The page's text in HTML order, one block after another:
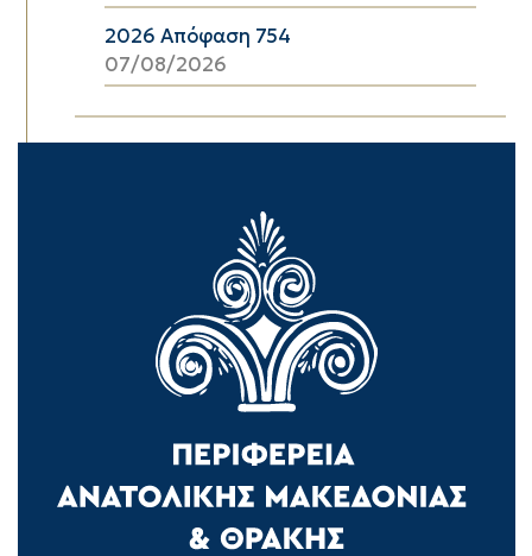
2026 Απόφαση 754
07/08/2026